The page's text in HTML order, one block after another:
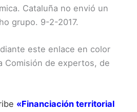
Cataluña no envió un
grupo. 9-2-2017.
este enlace en color
Comisión de expertos, de
«Financiación territorial